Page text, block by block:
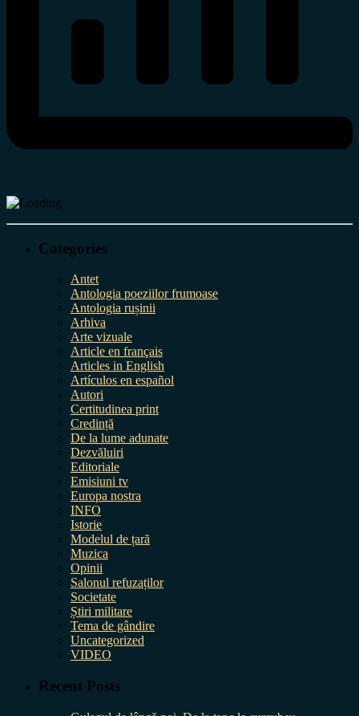
Categories
Antet
Antologia poeziilor frumoase
Antologia rușinii
Arhiva
Arte vizuale
Article en français
Articles in English
Artículos en español
Autori
Certitudinea print
Credință
De la lume adunate
Dezvăluiri
Editoriale
Emisiuni tv
Europa nostra
INFO
Istorie
Modelul de țară
Muzica
Opinii
Salonul refuzaților
Societate
Știri militare
Tema de gândire
Uncategorized
VIDEO
Recent Posts